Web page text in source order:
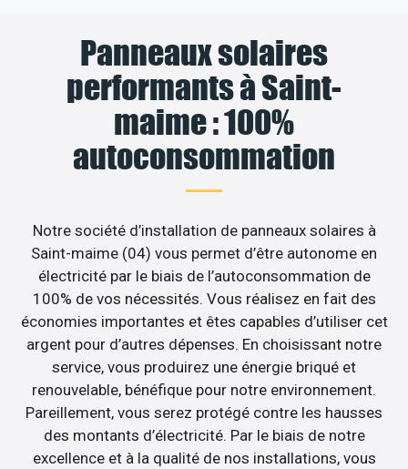
Panneaux solaires
performants à Saint-
maime : 100%
autoconsommation
Notre société d’installation de panneaux solaires à
Saint-maime (04) vous permet d’être autonome en
électricité par le biais de l’autoconsommation de
100% de vos nécessités. Vous réalisez en fait des
économies importantes et êtes capables d’utiliser cet
argent pour d’autres dépenses. En choisissant notre
service, vous produirez une énergie briqué et
renouvelable, bénéfique pour notre environnement.
Pareillement, vous serez protégé contre les hausses
des montants d’électricité. Par le biais de notre
excellence et à la qualité de nos installations, vous